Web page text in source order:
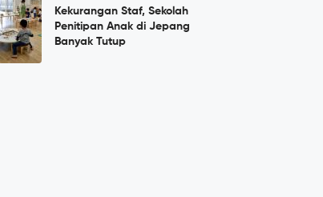
Kekurangan Staf, Sekolah
Penitipan Anak di Jepang
Banyak Tutup